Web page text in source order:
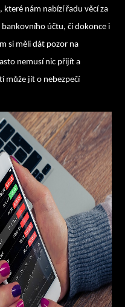
nám nabízí řadu věcí za
účtu, či dokonce i
si měli dát pozor na
nemusí nic přijít a
může jít o nebezpečí